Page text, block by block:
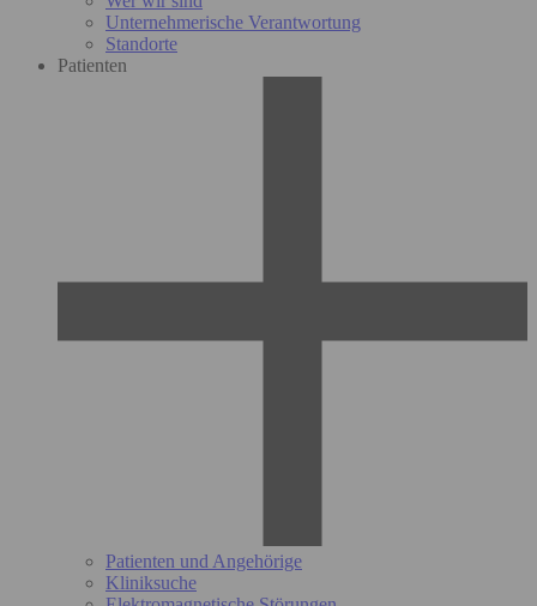
Unternehmerische Verantwortung
Standorte
Patienten
Patienten und Angehörige
Kliniksuche